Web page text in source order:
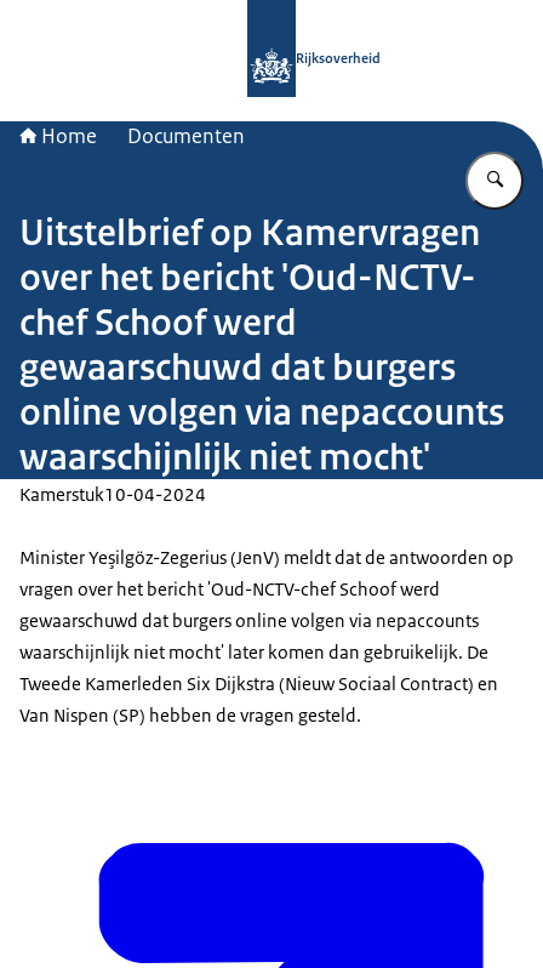
Rijksoverheid
Home Documenten
Uitstelbrief op Kamervragen
over het bericht 'Oud-NCTV-
chef Schoof werd
gewaarschuwd dat burgers
online volgen via nepaccounts
waarschijnlijk niet mocht'
Kamerstuk10-04-2024
Minister Yeşilgöz-Zegerius (JenV) meldt dat de antwoorden op
vragen over het bericht 'Oud-NCTV-chef Schoof werd
gewaarschuwd dat burgers online volgen via nepaccounts
waarschijnlijk niet mocht' later komen dan gebruikelijk. De
Tweede Kamerleden Six Dijkstra (Nieuw Sociaal Contract) en
Van Nispen (SP) hebben de vragen gesteld.